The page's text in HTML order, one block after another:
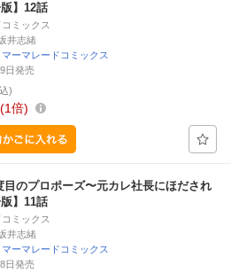
】12話
ミックス
井志緒
マーマレードコミックス
日発売
)
1倍
目のプロポーズ〜元カレ社長にほだされ
】11話
ミックス
井志緒
マーマレードコミックス
日発売